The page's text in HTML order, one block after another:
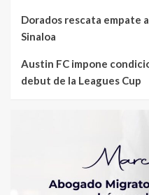
Dorados rescata empate
Sinaloa
Austin FC impone
debut de la Leagues Cup